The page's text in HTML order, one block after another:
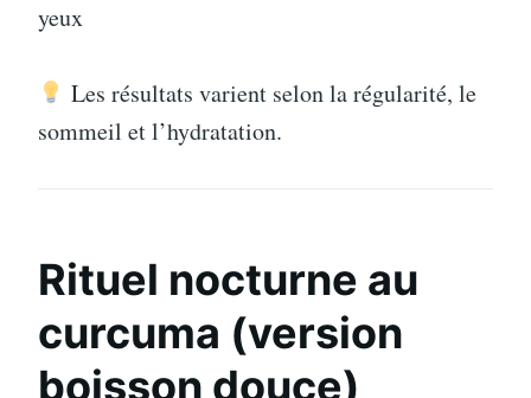
yeux
Les résultats varient selon la régularité, le
sommeil et l’hydratation.
Rituel nocturne au
curcuma (version
boisson douce)